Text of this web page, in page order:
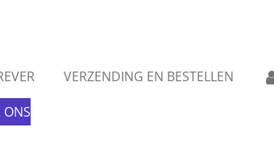
VERZENDING EN BESTELLEN
ONS